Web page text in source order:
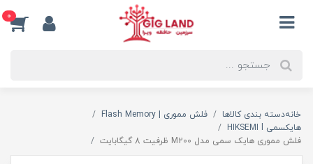
0
خانهدسته بندی کالاها
فلش مموری | Flash Memory
هایکسمی HIKSEMI l
فلش مموری هایک سمی مدل M200 ظرفیت 8 گیگابایت